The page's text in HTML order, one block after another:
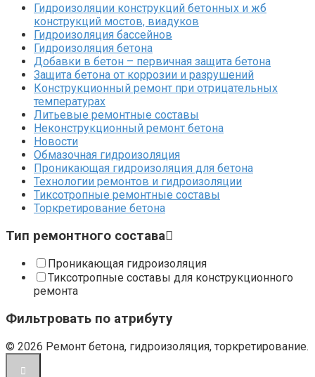
Гидроизоляции конструкций бетонных и жб
конструкций мостов, виадуков
Гидроизоляция бассейнов
Гидроизоляция бетона
Добавки в бетон – первичная защита бетона
Защита бетона от коррозии и разрушений
Конструкционный ремонт при отрицательных
температурах
Литьевые ремонтные составы
Неконструкционный ремонт бетона
Новости
Обмазочная гидроизоляция
Проникающая гидроизоляция для бетона
Технологии ремонтов и гидроизоляции
Тиксотропные ремонтные составы
Торкретирование бетона
Тип ремонтного состава
Проникающая гидроизоляция
Тиксотропные составы для конструкционного
ремонта
Фильтровать по атрибуту
© 2026 Ремонт бетона, гидроизоляция, торкретирование.